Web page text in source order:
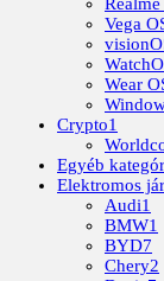
Vega
Wear
Crypto1
Egyéb
Elektromos
Audi1
BMW1
BYD7
Chery2